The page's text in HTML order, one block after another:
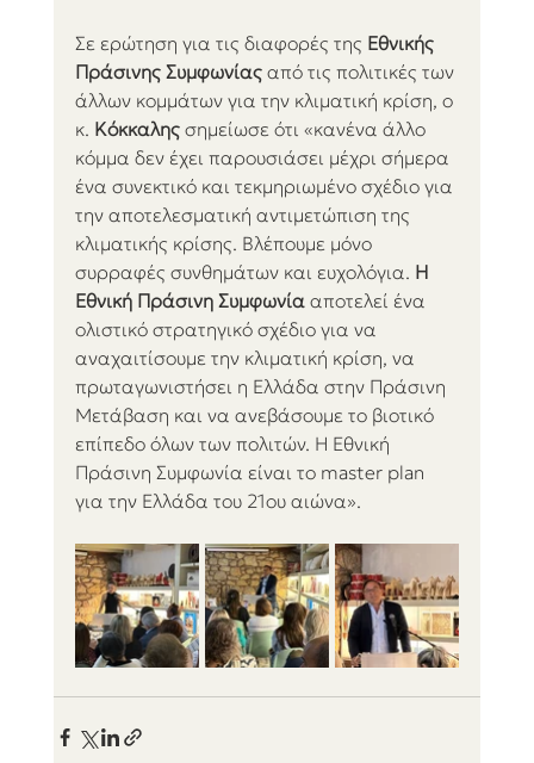
Σε ερώτηση για τις διαφορές της Εθνικής
Πράσινης Συμφωνίας από τις πολιτικές των
άλλων κομμάτων για την κλιματική κρίση, ο
κ. Κόκκαλης σημείωσε ότι «κανένα άλλο
κόμμα δεν έχει παρουσιάσει μέχρι σήμερα
ένα συνεκτικό και τεκμηριωμένο σχέδιο για
την αποτελεσματική αντιμετώπιση της
κλιματικής κρίσης. Βλέπουμε μόνο
συρραφές συνθημάτων και ευχολόγια. Η
Εθνική Πράσινη Συμφωνία αποτελεί ένα
ολιστικό στρατηγικό σχέδιο για να
αναχαιτίσουμε την κλιματική κρίση, να
πρωταγωνιστήσει η Ελλάδα στην Πράσινη
Μετάβαση και να ανεβάσουμε το βιοτικό
επίπεδο όλων των πολιτών. Η Εθνική
Πράσινη Συμφωνία είναι το master plan
για την Ελλάδα του 21ου αιώνα».